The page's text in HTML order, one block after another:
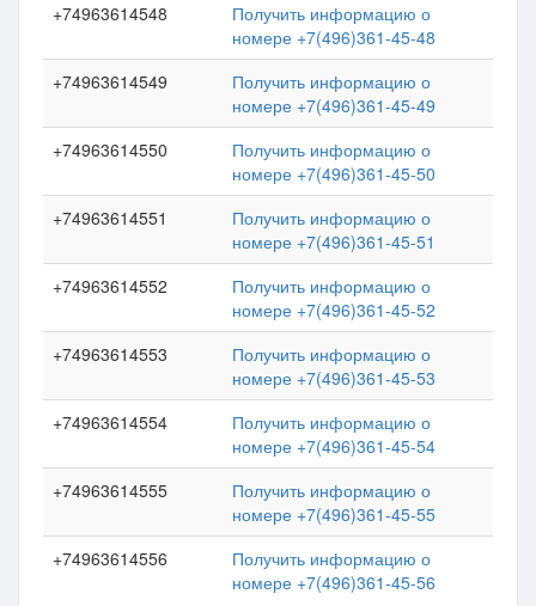
+74963614548
Получить информацию о
номере +7(496)361-45-48
+74963614549
Получить информацию о
номере +7(496)361-45-49
+74963614550
Получить информацию о
номере +7(496)361-45-50
+74963614551
Получить информацию о
номере +7(496)361-45-51
+74963614552
Получить информацию о
номере +7(496)361-45-52
+74963614553
Получить информацию о
номере +7(496)361-45-53
+74963614554
Получить информацию о
номере +7(496)361-45-54
+74963614555
Получить информацию о
номере +7(496)361-45-55
+74963614556
Получить информацию о
номере +7(496)361-45-56